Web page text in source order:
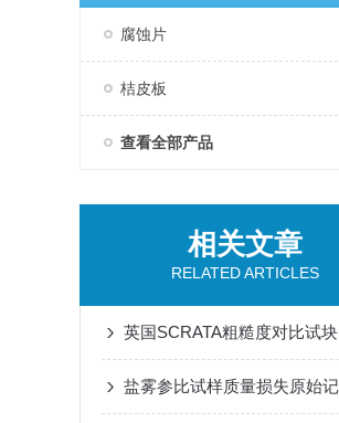
腐蚀片
桔皮板
查看全部产品
相关文章
RELATED ARTICLES